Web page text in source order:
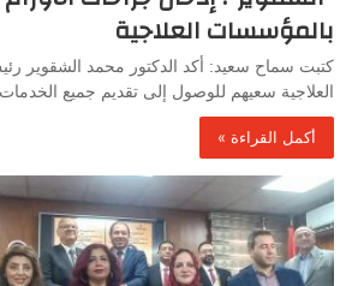
بالمؤسسات العلاجية
كتبت سماح سعيد: أكد الدكتور محمد الشقوير
العلاجية سعيهم للوصول إلى تقديم جميع
أكمل القراءة »